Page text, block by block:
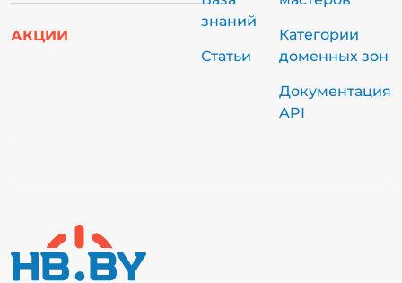
АКЦИИ
знаний
Статьи
Категории
доменных зон
Документация
API